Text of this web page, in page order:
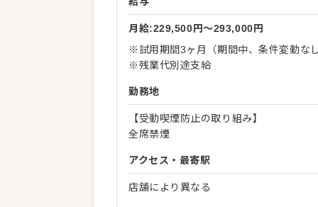
月給:229,500円〜293,000円
※試用期間3ヶ月（期間中、条件変動な
※残業代別途支給
勤務地
【受動喫煙防止の取り組み】
全席禁煙
アクセス・最寄駅
店舗により異なる